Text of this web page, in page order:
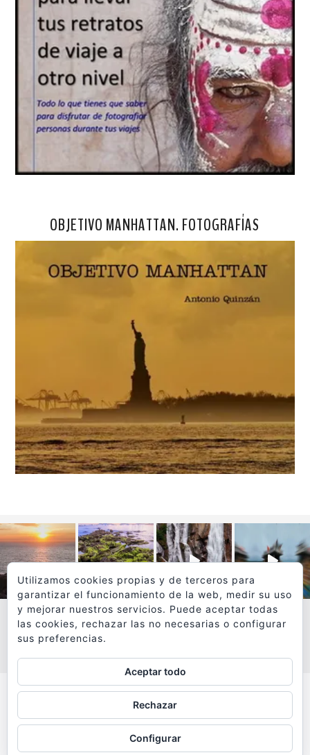
OBJETIVO MANHATTAN. FOTOGRAFÍAS
VER MÁS
Todos los textos y fotografías de
www.viajesyfotografia.comson propiedad de su autor
y están protegidos por © Copyright
Utilizamos cookies propias y de terceros para
garantizar el funcionamiento de la web, medir su uso
y mejorar nuestros servicios. Puede aceptar todas
las cookies, rechazar las no necesarias o configurar
sus preferencias.
Aceptar todo
Rechazar
Configurar